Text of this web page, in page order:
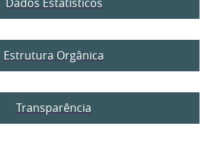
Estrutura Orgânica
Transparência